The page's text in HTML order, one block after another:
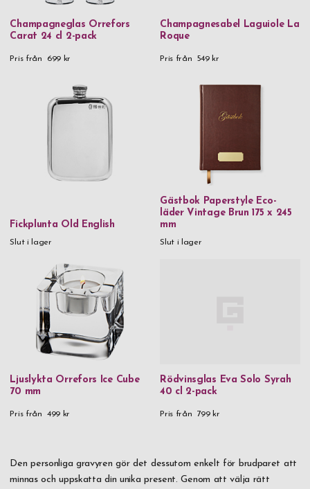
Champagneglas Orrefors
Carat 24 cl 2-pack
Pris från 699 kr
Champagnesabel Laguiole La
Roque
Pris från 549 kr
Fickplunta Old English
Slut i lager
Gästbok Paperstyle Eco-
läder Vintage Brun 175 x 245
mm
Slut i lager
Ljuslykta Orrefors Ice Cube
70 mm
Pris från 499 kr
Rödvinsglas Eva Solo Syrah
40 cl 2-pack
Pris från 799 kr
Den personliga gravyren gör det dessutom enkelt för brudparet att
minnas och uppskatta din unika present. Genom att välja rätt